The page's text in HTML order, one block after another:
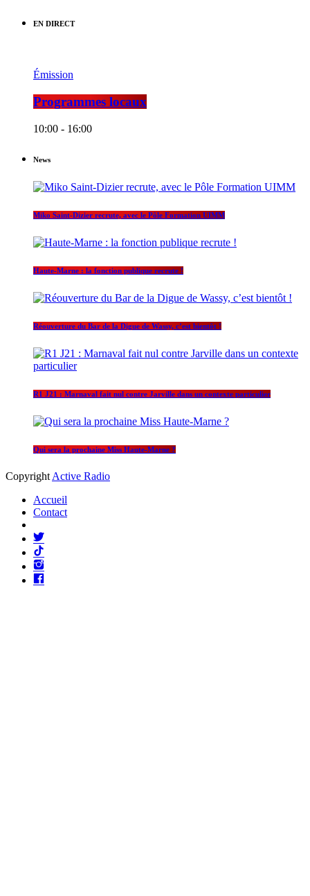
EN DIRECT
Émission
Programmes locaux
10:00 - 16:00
News
Miko Saint-Dizier recrute, avec le Pôle Formation UIMM
Haute-Marne : la fonction publique recrute !
Réouverture du Bar de la Digue de Wassy, c’est bientôt !
R1 J21 : Marnaval fait nul contre Jarville dans un contexte particulier
Qui sera la prochaine Miss Haute-Marne ?
CopyrightActive Radio
Accueil
Contact